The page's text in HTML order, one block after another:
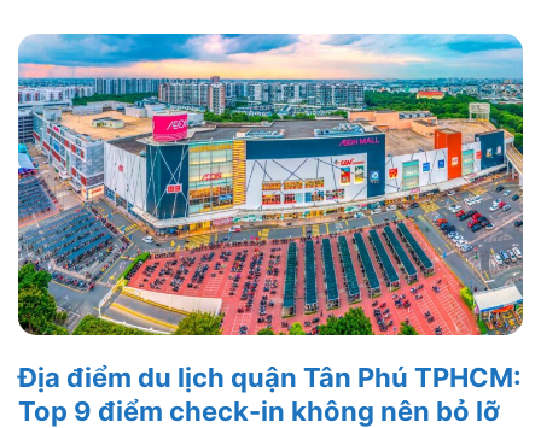
Địa điểm du lịch quận Tân Phú TPHCM:
Top 9 điểm check-in không nên bỏ lỡ